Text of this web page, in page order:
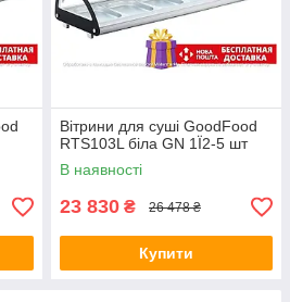
Вітрини для суші GoodFood
RTS103L біла GN 1Ї2-5 шт
В наявності
23 830 ₴ 26 478 ₴
Купити